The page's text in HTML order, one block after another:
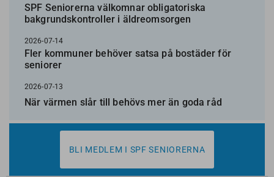
SPF Seniorerna välkomnar obligatoriska
bakgrundskontroller i äldreomsorgen
2026-07-14
Fler kommuner behöver satsa på bostäder för
seniorer
2026-07-13
När värmen slår till behövs mer än goda råd
BLI MEDLEM I SPF SENIORERNA